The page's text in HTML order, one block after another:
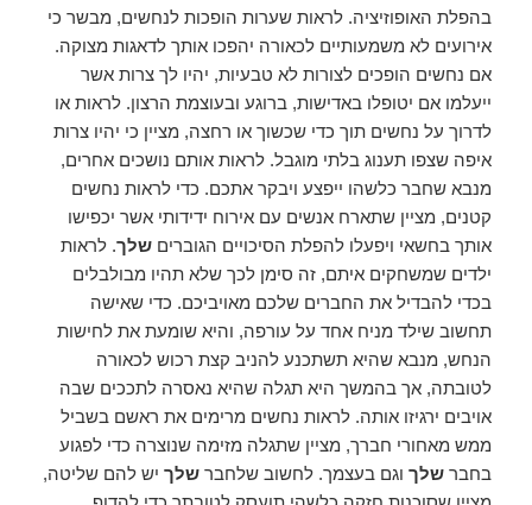
בהפלת האופוזיציה. לראות שערות הופכות לנחשים, מבשר כי
אירועים לא משמעותיים לכאורה יהפכו אותך לדאגות מצוקה.
אם נחשים הופכים לצורות לא טבעיות, יהיו לך צרות אשר
ייעלמו אם יטופלו באדישות, ברוגע ובעוצמת הרצון. לראות או
לדרוך על נחשים תוך כדי שכשוך או רחצה, מציין כי יהיו צרות
איפה שצפו תענוג בלתי מוגבל. לראות אותם נושכים אחרים,
מנבא שחבר כלשהו ייפצע ויבקר אתכם. כדי לראות נחשים
קטנים, מציין שתארח אנשים עם אירוח ידידותי אשר יכפישו
אותך בחשאי ויפעלו להפלת הסיכויים הגובריםשלך. לראות
ילדים שמשחקים איתם, זה סימן לכך שלא תהיו מבולבלים
בכדי להבדיל את החברים שלכם מאויביכם. כדי שאישה
תחשוב שילד מניח אחד על עורפה, והיא שומעת את לחישות
הנחש, מנבא שהיא תשתכנע להניב קצת רכוש לכאורה
לטובתה, אך בהמשך היא תגלה שהיא נאסרה לתככים שבה
אויבים ירגיזו אותה. לראות נחשים מרימים את ראשם בשביל
ממש מאחורי חברך, מציין שתגלה מזימה שנוצרה כדי לפגוע
בחברשלך וגם בעצמך. לחשוב שלחברשלך יש להם שליטה,